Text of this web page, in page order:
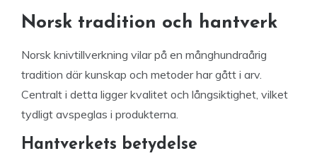
Norsk tradition och hantverk
Norsk knivtillverkning vilar på en månghundraårig
tradition där kunskap och metoder har gått i arv.
Centralt i detta ligger kvalitet och långsiktighet, vilket
tydligt avspeglas i produkterna.
Hantverkets betydelse